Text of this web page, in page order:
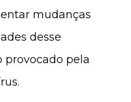
mudanças
desse
pela